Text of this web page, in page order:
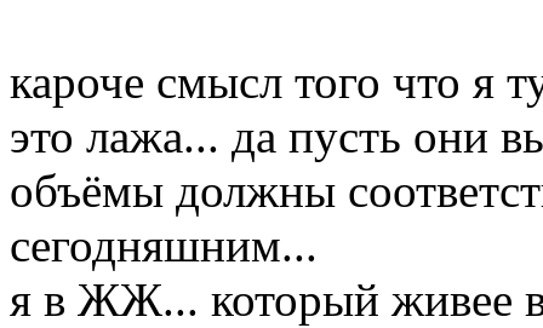
кароче смысл того что я
это лажа... да пусть
объёмы должны
сегодняшним...
я в ЖЖ... который живее